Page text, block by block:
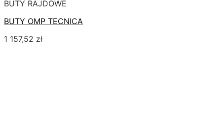
BUTY RAJDOWE
BUTY OMP TECNICA
1 157,52 zł